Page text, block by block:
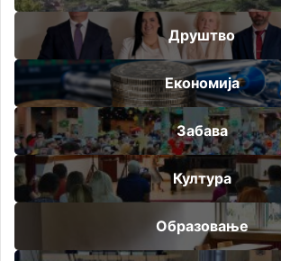
Друштво
Економија
Забава
Култура
Образовање